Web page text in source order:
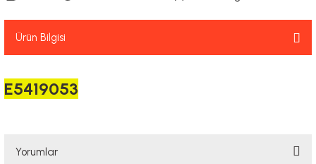
Ürün Bilgisi
E5419053
Yorumlar